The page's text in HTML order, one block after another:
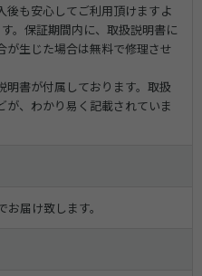
も安心してご利用頂けますよ
。保証期間内に、取扱説明書に
が生じた場合は無料で修理させ
書が付属しております。取扱
、わかり易く記載されていま
届け致します。